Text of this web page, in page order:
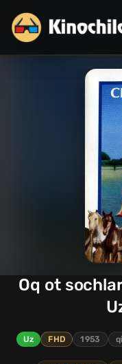
Oq ot
Uz FHD 1953